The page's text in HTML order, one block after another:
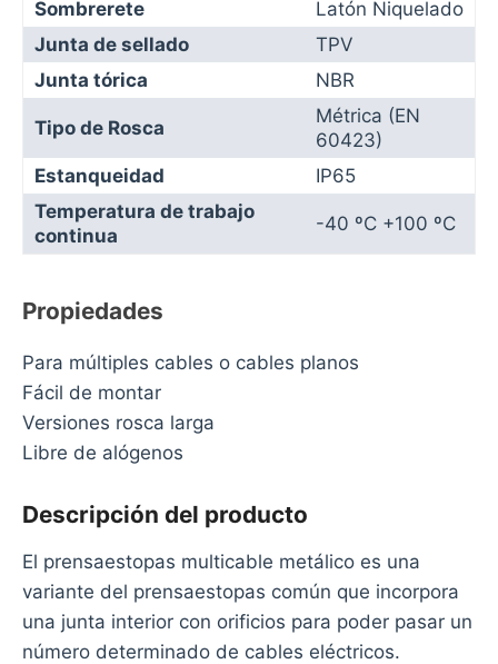
Sombrerete
Latón Niquelado
Junta de sellado
TPV
Junta tórica
NBR
Tipo de Rosca
Métrica (EN
60423)
Estanqueidad
IP65
Temperatura de trabajo
continua
-40 ºC +100 ºC
Propiedades
Para múltiples cables o cables planos
Fácil de montar
Versiones rosca larga
Libre de alógenos
Descripción del producto
El prensaestopas multicable metálico es una
variante del prensaestopas común que incorpora
una junta interior con orificios para poder pasar un
número determinado de cables eléctricos.